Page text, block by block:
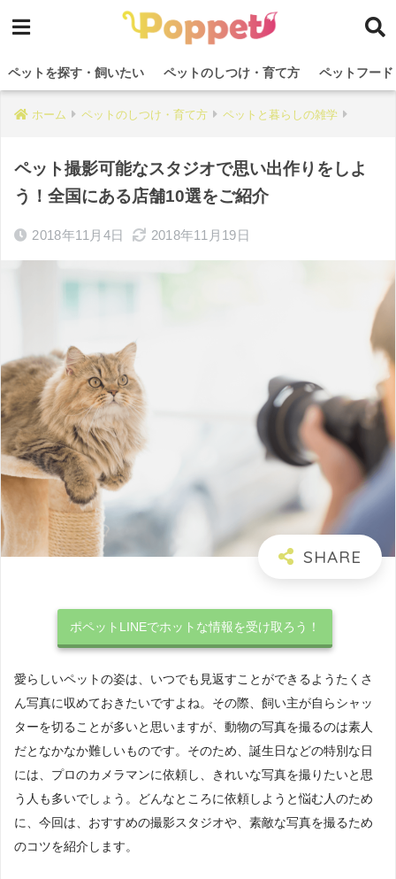
ペットを探す・飼いたい ペットのしつけ・育て方 ペットフー
ホーム ペットのしつけ・育て方 ペットと暮らしの雑学
ペット撮影可能なスタジオで思い出作りをしよ
う！全国にある店舗10選をご紹介
2018年11月4日 2018年11月19日
ポペットLINEでホットな情報を受け取ろう！
愛らしいペットの姿は、いつでも見返すことができるようたくさ
ん写真に収めておきたいですよね。その際、飼い主が自らシャッ
ターを切ることが多いと思いますが、動物の写真を撮るのは素人
だとなかなか難しいものです。そのため、誕生日などの特別な日
には、プロのカメラマンに依頼し、きれいな写真を撮りたいと思
う人も多いでしょう。どんなところに依頼しようと悩む人のため
に、今回は、おすすめの撮影スタジオや、素敵な写真を撮るため
のコツを紹介します。